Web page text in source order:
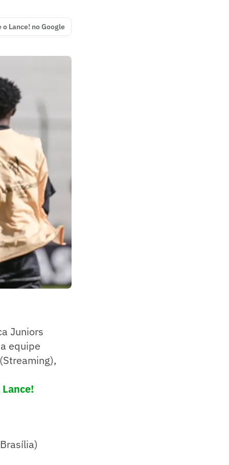
o Lance! no Google
Juniors
equipe